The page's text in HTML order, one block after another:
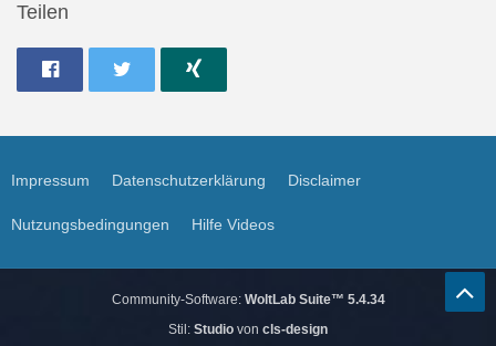
Teilen
Impressum Datenschutzerklärung Disclaimer
Nutzungsbedingungen Hilfe Videos
Community-Software: WoltLab Suite™ 5.4.34
Stil: Studio von cls-design